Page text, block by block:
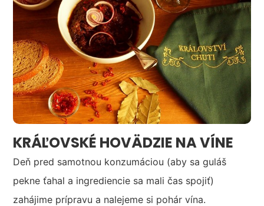
KRÁĽOVSKÉ HOVÄDZIE NA VÍNE
Deň pred samotnou konzumáciou (aby sa guláš
pekne ťahal a ingrediencie sa mali čas spojiť)
zahájime prípravu a nalejeme si pohár vína.